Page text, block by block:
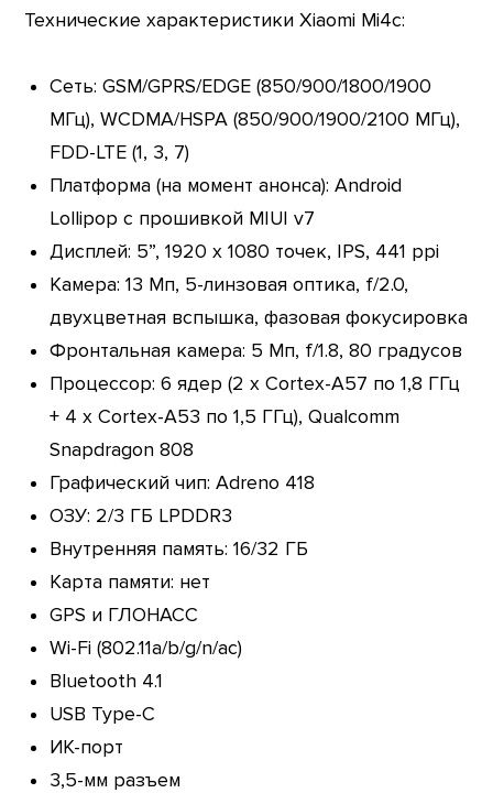
Технические характеристики Xiaomi Mi4c:
Сеть: GSM/GPRS/EDGE (850/900/1800/1900
МГц), WCDMA/HSPA (850/900/1900/2100 МГц),
FDD-LTE (1, 3, 7)
Платформа (на момент анонса): Android
Lollipop с прошивкой MIUI v7
Дисплей: 5”, 1920 х 1080 точек, IPS, 441 ppi
Камера: 13 Мп, 5-линзовая оптика, f/2.0,
двухцветная вспышка, фазовая фокусировка
Фронтальная камера: 5 Мп, f/1.8, 80 градусов
Процессор: 6 ядер (2 х Cortex-A57 по 1,8 ГГц
+ 4 x Cortex-A53 по 1,5 ГГц), Qualcomm
Snapdragon 808
Графический чип: Adreno 418
ОЗУ: 2/3 ГБ LPDDR3
Внутренняя память: 16/32 ГБ
Карта памяти: нет
GPS и ГЛОНАСС
Wi-Fi (802.11a/b/g/n/ac)
Bluetooth 4.1
USB Type-C
ИК-порт
3,5-мм разъем